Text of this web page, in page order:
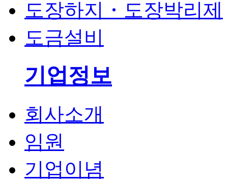
도장하지・도장박리제
도금설비
기업정보
회사소개
임원
기업이념